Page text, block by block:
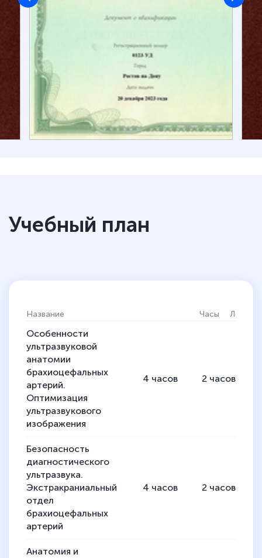
Учебный план
Название Часы Лекции
Особенности
ультразвуковой
анатомии
брахиоцефальных
артерий.
Оптимизация
ультразвукового
изображения
4 часов 2 часов
Безопасность
диагностического
ультразвука.
Экстракраниальный
отдел
брахиоцефальных
артерий
4 часов 2 часов
Анатомия и